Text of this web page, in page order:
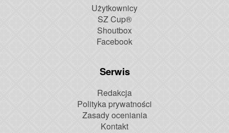
Użytkownicy
SZ Cup®
Shoutbox
Facebook
Serwis
Redakcja
Polityka prywatności
Zasady oceniania
Kontakt